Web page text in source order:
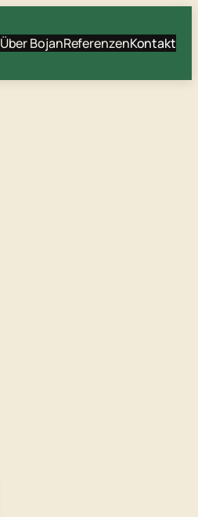
Über BojanReferenzenKontakt